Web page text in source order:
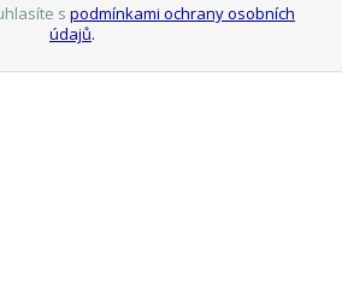
s podmínkami ochrany osobních
údajů.